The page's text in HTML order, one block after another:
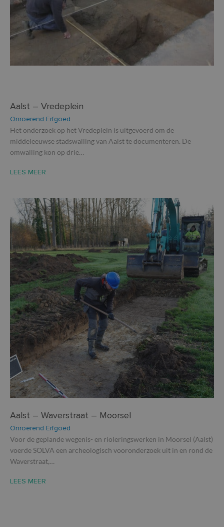
Aalst – Vredeplein
Onroerend Erfgoed
Het onderzoek op het Vredeplein is uitgevoerd om de
middeleeuwse stadswalling van Aalst te documenteren. De
omwalling kon op drie…
LEES MEER
Aalst – Waverstraat – Moorsel
Onroerend Erfgoed
Voor de geplande wegenis- en rioleringswerken in Moorsel (Aalst)
voerde SOLVA een archeologisch vooronderzoek uit in en rond de
Waverstraat,…
LEES MEER